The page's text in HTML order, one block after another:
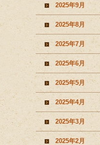
2025年9月
2025年8月
2025年7月
2025年6月
2025年5月
2025年4月
2025年3月
2025年2月